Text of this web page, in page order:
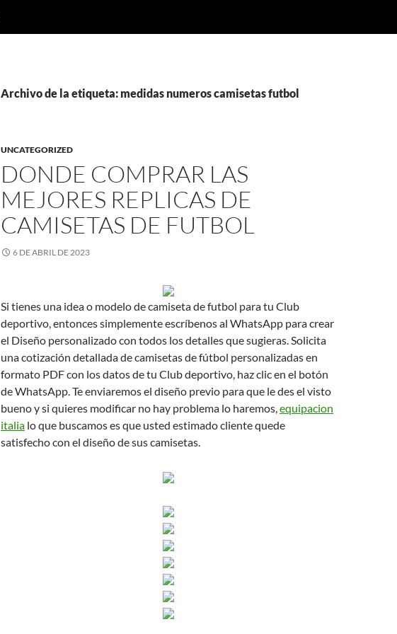
Archivo de la etiqueta: medidas numeros camisetas futbol
UNCATEGORIZED
DONDE COMPRAR LAS
MEJORES REPLICAS DE
CAMISETAS DE FUTBOL
6 DE ABRIL DE 2023
Si tienes una idea o modelo de camiseta de futbol para tu Club
deportivo, entonces simplemente escríbenos al WhatsApp para crear
el Diseño personalizado con todos los detalles que sugieras. Solicita
una cotización detallada de camisetas de fútbol personalizadas en
formato PDF con los datos de tu Club deportivo, haz clic en el botón
de WhatsApp. Te enviaremos el diseño previo para que le des el visto
bueno y si quieres modificar no hay problema lo haremos,equipacion
italia lo que buscamos es que usted estimado cliente quede
satisfecho con el diseño de sus camisetas.